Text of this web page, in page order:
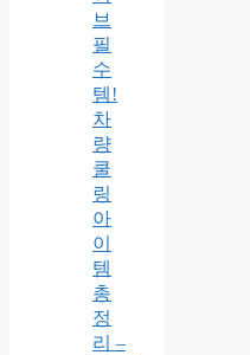
브
필
수
템!
차
량
쿨
링
아
이
템
총
정
리 –